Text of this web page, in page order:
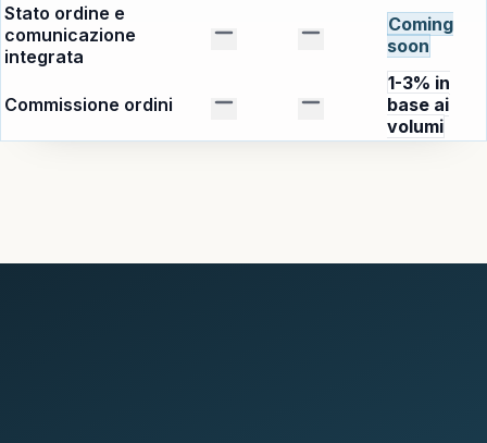
Stato ordine e
comunicazione
integrata
Coming
soon
Commissione ordini
1-3% in
base ai
volumi